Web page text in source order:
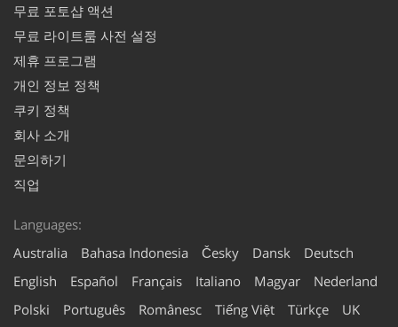
무료 포토샵 액션
무료 라이트룸 사전 설정
제휴 프로그램
개인 정보 정책
쿠키 정책
회사 소개
문의하기
직업
Languages:
Australia
Bahasa Indonesia Česky Dansk
Deutsch
English
Español Français Italiano Magyar
Nederland
Polski
Português Românesc Tiếng Việt Türkçe
UK